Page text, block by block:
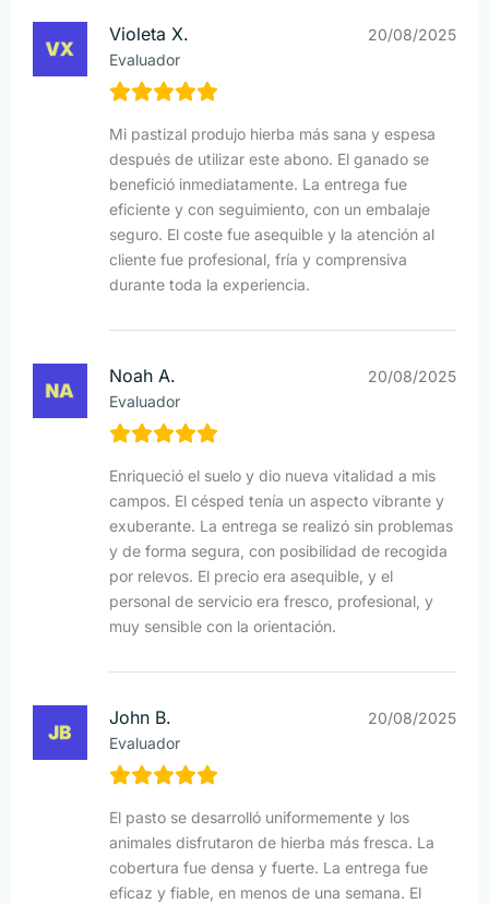
Violeta X.
Evaluador
20/08/2025
Mi pastizal produjo hierba más sana y espesa
después de utilizar este abono. El ganado se
benefició inmediatamente. La entrega fue
eficiente y con seguimiento, con un embalaje
seguro. El coste fue asequible y la atención al
cliente fue profesional, fría y comprensiva
durante toda la experiencia.
Noah A.
Evaluador
20/08/2025
Enriqueció el suelo y dio nueva vitalidad a mis
campos. El césped tenía un aspecto vibrante y
exuberante. La entrega se realizó sin problemas
y de forma segura, con posibilidad de recogida
por relevos. El precio era asequible, y el
personal de servicio era fresco, profesional, y
muy sensible con la orientación.
John B.
Evaluador
20/08/2025
El pasto se desarrolló uniformemente y los
animales disfrutaron de hierba más fresca. La
cobertura fue densa y fuerte. La entrega fue
eficaz y fiable, en menos de una semana. El